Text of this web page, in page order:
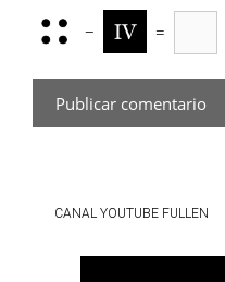
− =
CANAL YOUTUBE FULLEN